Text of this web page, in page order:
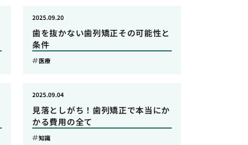
歯を抜かない歯列矯正その可能性と
条件
2025.09.20
医療
見落としがち！歯列矯正で本当にか
かる費用の全て
2025.09.04
知識